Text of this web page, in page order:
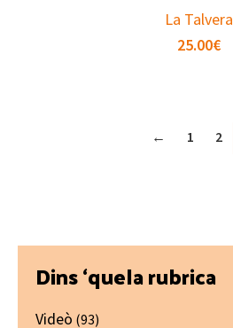
La Talvera
25.00€
← 1 2
Primary
Sidebar
Dins ‘quela rubrica
Videò (93)